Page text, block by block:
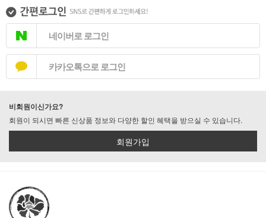
네이버로 로그인
카카오톡으로 로그인
비회원이신가요?
회원이 되시면 빠른 신상품 정보와 다양한 할인 혜택을 받으실 수 있습니다.
회원가입